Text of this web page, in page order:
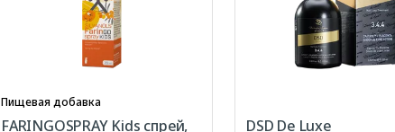
Пищевая добавка
FARINGOSPRAY Kids спрей, DSD De Luxe